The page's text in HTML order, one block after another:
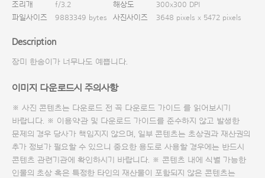
조리개
f/3.2 해상도
300x300 DPI
파일사이즈
9883349 bytes 사진사이즈 3648 pixels x 5472 pixels
Description
장미 한송이가 너무나도 예쁩니다.
이미지 다운로드시 주의사항
※ 사진 콘텐츠는 다운로드 전 꼭 다운로드 가이드 를 읽어보시기
바랍니다. ※ 이용약관 및 다운로드 가이드를 준수하지 않고 발생한
문제의 경우 당사가 책임지지 않으며, 일부 콘텐츠는 초상권과 재산권의
추가 정보가 필요할 수 있으니 중요한 용도로 사용할 경우에는 반드시
콘텐츠 관련기관에 확인하시기 바랍니다. ※ 콘텐츠 내에 식별 가능한
인물의 초상 혹은 특정한 타인의 재산물이 포함되지 않은 콘텐츠는